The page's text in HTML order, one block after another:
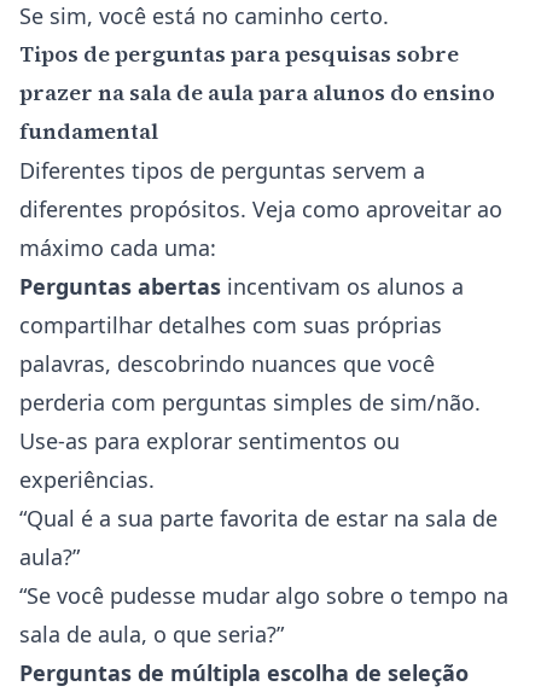
Se sim, você está no caminho certo.
Tipos de perguntas para pesquisas sobre
prazer na sala de aula para alunos do ensino
fundamental
Diferentes tipos de perguntas servem a
diferentes propósitos. Veja como aproveitar ao
máximo cada uma:
Perguntas abertas incentivam os alunos a
compartilhar detalhes com suas próprias
palavras, descobrindo nuances que você
perderia com perguntas simples de sim/não.
Use-as para explorar sentimentos ou
experiências.
“Qual é a sua parte favorita de estar na sala de
aula?”
“Se você pudesse mudar algo sobre o tempo na
sala de aula, o que seria?”
Perguntas de múltipla escolha de seleção